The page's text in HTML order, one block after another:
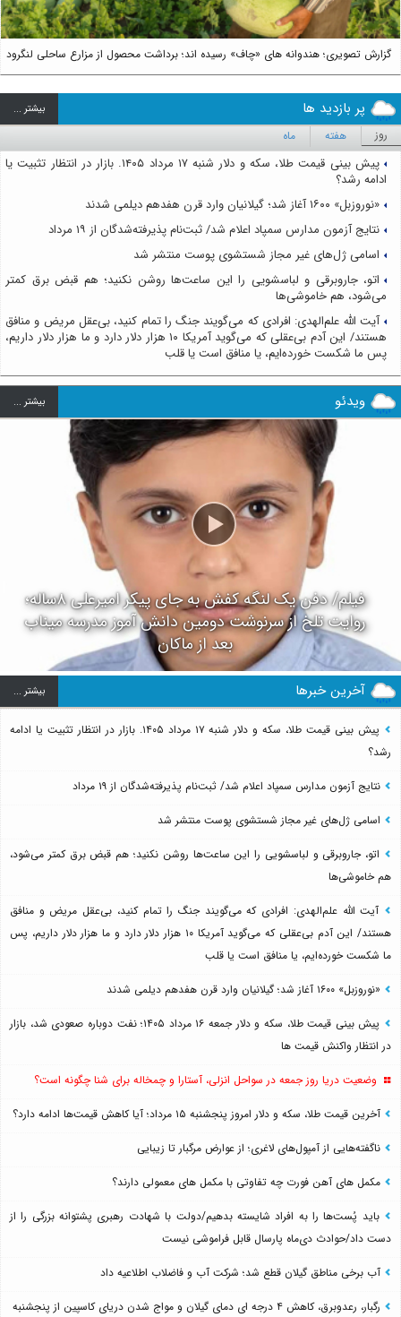
گزارش تصویری؛ هندوانه های «چاف» رسیده اند؛ برداشت محصول از مزارع ساحلی لنگرود
پر بازدید ها بيشتر ...
روز هفته ماه
پیش بینی قیمت طلا، سکه و دلار شنبه ۱۷ مرداد ۱۴۰۵. بازار در انتظار تثبیت یا
ادامه رشد؟
«نوروزبل» ۱۶۰۰ آغاز شد؛ گیلانیان وارد قرن هفدهم دیلمی شدند
نتایج آزمون مدارس سمپاد اعلام شد/ ثبت‌نام پذیرفته‌شدگان از ۱۹ مرداد
اسامی ژل‌های غیر مجاز شستشوی پوست منتشر شد
اتو، جاروبرقی و لباسشویی را این ساعت‌ها روشن نکنید؛ هم قبض برق کمتر
می‌شود، هم خاموشی‌ها
آیت الله علم‌الهدی: افرادی که می‌گویند جنگ را تمام کنید، بی‌عقل مریض و منافق
هستند/ این آدم بی‌عقلی که می‌گوید آمریکا ۱۰ هزار دلار دارد و ما هزار دلار داریم،
پس ما شکست خورده‌ایم، یا منافق است یا قلب
ویدئو بيشتر ...
فیلم/ دفن یک لنگه کفش به جای پیکر امیرعلی ۸ساله؛
روایت تلخ از سرنوشت دومین دانش آموز مدرسه میناب
بعد از ماکان
آخرین خبرها بيشتر ...
پیش بینی قیمت طلا، سکه و دلار شنبه ۱۷ مرداد ۱۴۰۵. بازار در انتظار تثبیت یا ادامه
رشد؟
نتایج آزمون مدارس سمپاد اعلام شد/ ثبت‌نام پذیرفته‌شدگان از ۱۹ مرداد
اسامی ژل‌های غیر مجاز شستشوی پوست منتشر شد
اتو، جاروبرقی و لباسشویی را این ساعت‌ها روشن نکنید؛ هم قبض برق کمتر می‌شود،
هم خاموشی‌ها
آیت الله علم‌الهدی: افرادی که می‌گویند جنگ را تمام کنید، بی‌عقل مریض و منافق
هستند/ این آدم بی‌عقلی که می‌گوید آمریکا ۱۰ هزار دلار دارد و ما هزار دلار داریم، پس
ما شکست خورده‌ایم، یا منافق است یا قلب
«نوروزبل» ۱۶۰۰ آغاز شد؛ گیلانیان وارد قرن هفدهم دیلمی شدند
پیش بینی قیمت طلا، سکه و دلار جمعه ۱۶ مرداد ۱۴۰۵؛ نفت دوباره صعودی شد، بازار
در انتظار واکنش قیمت ها
وضعیت دریا روز جمعه در سواحل انزلی، آستارا و چمخاله برای شنا چگونه است؟
آخرین قیمت طلا، سکه و دلار امروز پنجشنبه ۱۵ مرداد؛ آیا کاهش قیمت‌ها ادامه دارد؟
ناگفته‌هایی از آمپول‌های لاغری؛ از عوارض مرگبار تا زیبایی
مکمل های آهن فورت چه تفاوتی با مکمل های معمولی دارند؟
باید پُست‌ها را به افراد شایسته بدهیم/دولت با شهادت رهبری پشتوانه بزرگی را از
دست داد/حوادث دی‌ماه پارسال قابل فراموشی نیست
آب برخی مناطق گیلان قطع شد؛ شرکت آب و فاضلاب اطلاعیه داد
رگبار، رعدوبرق، کاهش ۴ درجه ای دمای گیلان و مواج شدن دریای کاسپین از پنجشنبه